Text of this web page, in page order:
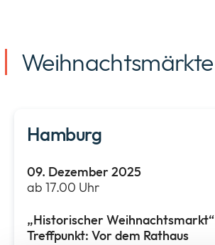
Weihnachtsmärkte
Hamburg
09. Dezember 2025
ab 17.00 Uhr
„Historischer Weihnachtsmarkt“
Treffpunkt: Vor dem Rathaus